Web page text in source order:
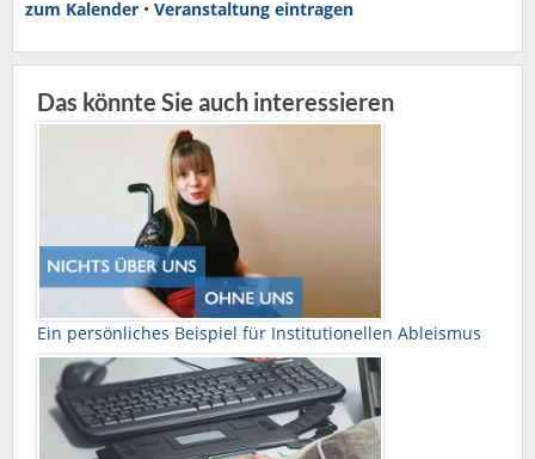
zum Kalender • Veranstaltung eintragen
Das könnte Sie auch interessieren
Ein persönliches Beispiel für Institutionellen Ableismus